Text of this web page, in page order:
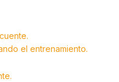
el entrenamiento.